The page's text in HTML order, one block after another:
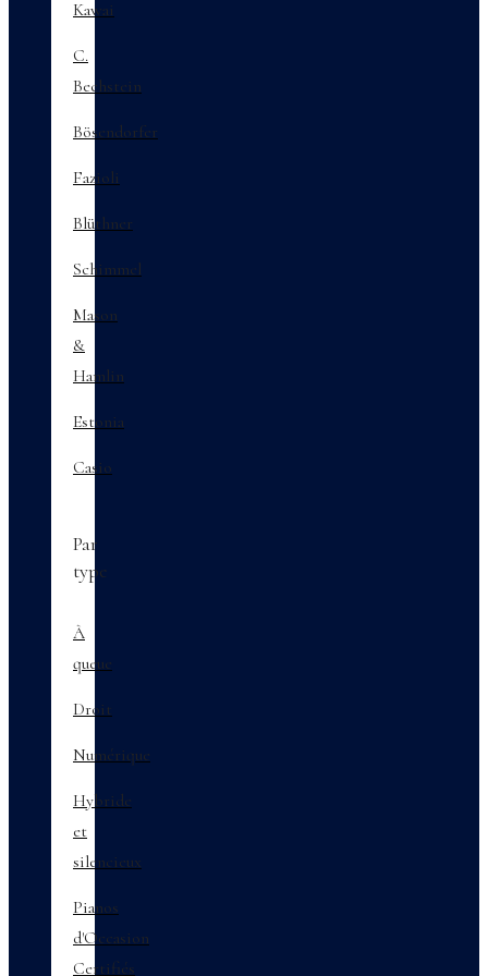
Kawai
C.
Bechstein
Bösendorfer
Fazioli
Blüthner
Schimmel
Mason
&
Hamlin
Estonia
Casio
Par
type
À
queue
Droit
Numérique
Hybride
et
silencieux
Pianos
d'Occasion
Certifiés